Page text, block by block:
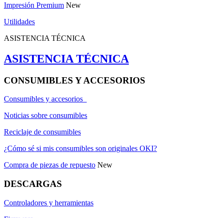
Impresión Premium New
Utilidades
ASISTENCIA TÉCNICA
ASISTENCIA TÉCNICA
CONSUMIBLES Y ACCESORIOS
Consumibles y accesorios
Noticias sobre consumibles
Reciclaje de consumibles
¿Cómo sé si mis consumibles son originales OKI?
Compra de piezas de repuesto New
DESCARGAS
Controladores y herramientas